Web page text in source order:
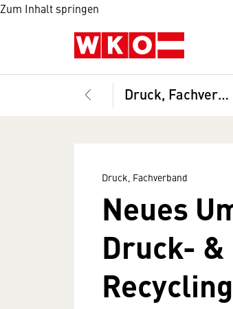
Zum Inhalt springen
Druck, Fachverband
Druck, Fachverband
Neues
Druck- &